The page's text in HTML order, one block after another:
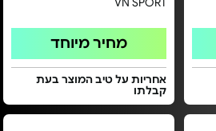
מחיר מיוחד
אחריות על טיב המוצר בעת
קבלתו